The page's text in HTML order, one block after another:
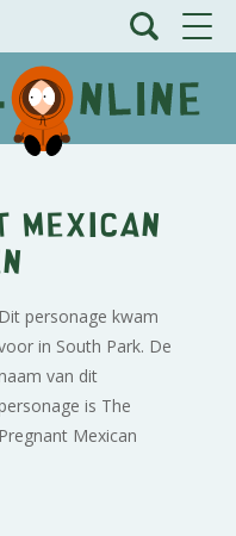
Mexican
Dit personage kwam
in South Park. De
van dit
is The
Pregnant Mexican